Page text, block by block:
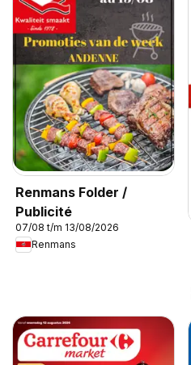
Renmans Folder /
Publicité
07/08 t/m 13/08/2026
Renmans